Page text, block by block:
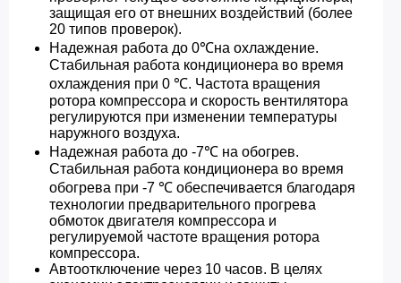
защищая его от внешних воздействий (более
20 типов проверок).
Надежная работа до 0℃на охлаждение.
Стабильная работа кондиционера во время
охлаждения при 0 ℃. Частота вращения
ротора компрессора и скорость вентилятора
регулируются при изменении температуры
наружного воздуха.
Надежная работа до -7℃ на обогрев.
Стабильная работа кондиционера во время
обогрева при -7 ℃ обеспечивается благодаря
технологии предварительного прогрева
обмоток двигателя компрессора и
регулируемой частоте вращения ротора
компрессора.
Автоотключение через 10 часов. В целях